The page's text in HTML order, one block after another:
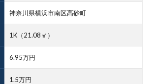
神奈川県横浜市南区高砂町
1K（21.08㎡）
6.95万円
1.5万円